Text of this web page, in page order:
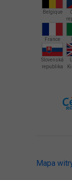
Belgique
France
Slovenská
republika
Mapa